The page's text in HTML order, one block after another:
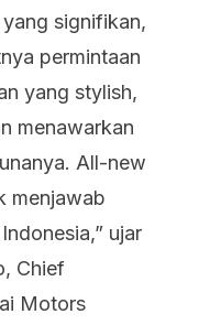
signifikan,
permintaan
yang stylish,
menawarkan
All-new
menjawab
ujar
Chief
Motors